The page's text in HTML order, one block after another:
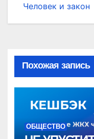
Человек и закон
Похожая запись
ОБЩЕСТВО